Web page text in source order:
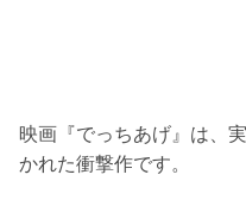
映画『でっちあげ』は、
かれた衝撃作です。